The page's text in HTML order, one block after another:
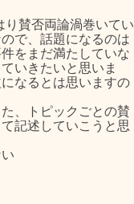
り賛否両論渦巻いてい
で、話題になるのは
をまだ満たしていな
いきたいと思いま
なるとは思いますの
、トピックごとの賛
記述していこうと思